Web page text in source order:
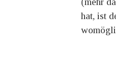
hat, ist